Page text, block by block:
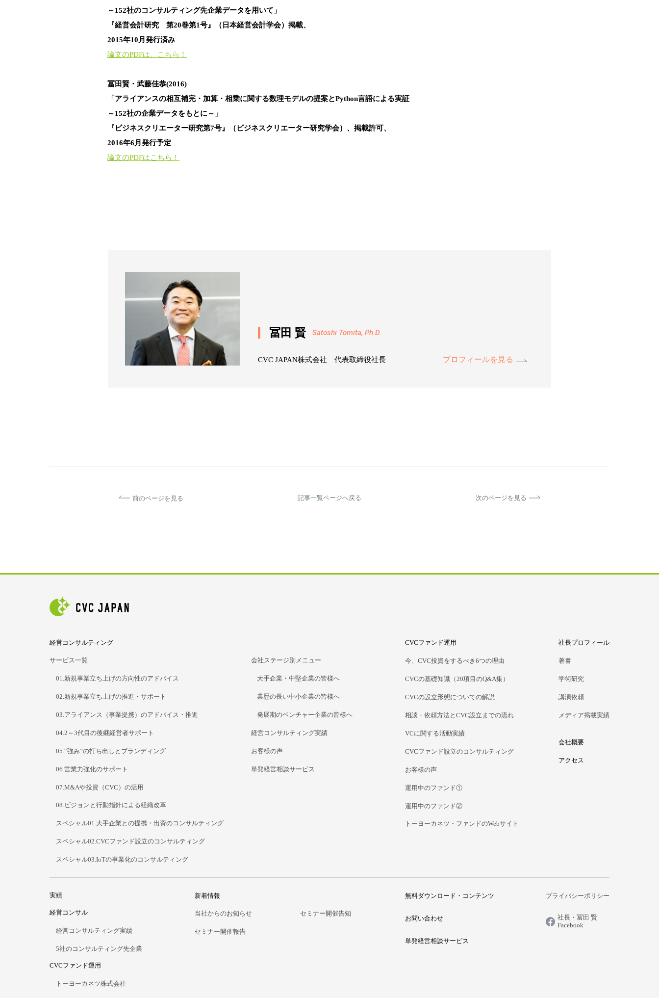
～152社のコンサルティング先企業データを用いて」
『経営会計研究 第20巻第1号』（日本経営会計学会）掲載、
2015年10月発行済み
論文のPDFは、こちら！
冨田賢・武藤佳恭(2016)
「アライアンスの相互補完・加算・相乗に関する数理モデルの提案とPython言語による実証
～152社の企業データをもとに～」
『ビジネスクリエーター研究第7号』（ビジネスクリエーター研究学会）、掲載許可、
2016年6月発行予定
論文のPDFはこちら！
冨田 賢 Satoshi Tomita, Ph.D.
CVC JAPAN株式会社 代表取締役社長 プロフィールを見る
記事一覧ページへ戻る
前のページを見る 次のページを見る
経営コンサルティング
サービス一覧
01.新規事業立ち上げの方向性のアドバイス
02.新規事業立ち上げの推進・サポート
03.アライアンス（事業提携）のアドバイス・推進
04.2～3代目の後継経営者サポート
05.“強み”の打ち出しとブランディング
06.営業力強化のサポート
07.M&Aや投資（CVC）の活用
08.ビジョンと行動指針による組織改革
スペシャル01.大手企業との提携・出資のコンサルティング
スペシャル02.CVCファンド設立のコンサルティング
スペシャル03.IoTの事業化のコンサルティング
会社ステージ別メニュー
大手企業・中堅企業の皆様へ
業歴の長い中小企業の皆様へ
発展期のベンチャー企業の皆様へ
経営コンサルティング実績
お客様の声
単発経営相談サービス
CVCファンド運用
今、CVC投資をするべき6つの理由
CVCの基礎知識（20項目のQ&A集）
CVCの設立形態についての解説
相談・依頼方法とCVC設立までの流れ
VCに関する活動実績
CVCファンド設立のコンサルティング
お客様の声
運用中のファンド①
運用中のファンド②
トーヨーカネツ・ファンドのWebサイト
社長プロフィール
著書
学術研究
講演依頼
メディア掲載実績
会社概要
アクセス
実績
経営コンサル
経営コンサルティング実績
5社のコンサルティング先企業
CVCファンド運用
トーヨーカネツ株式会社
新着情報
当社からのお知らせ セミナー開催告知
セミナー開催報告
無料ダウンロード・コンテンツ
お問い合わせ
単発経営相談サービス
プライバシーポリシー
社長・冨田 賢
Facebook